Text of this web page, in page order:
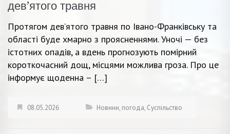
дев’ятого травня
Протягом дев’ятого травня по Івано-Франківську та
області буде хмарно з проясненнями. Уночі — без
істотних опадів, а вдень прогнозують помірний
короткочасний дощ, місцями можлива гроза. Про це
інформує щоденна – […]
08.05.2026 Новини, погода, Суспільство